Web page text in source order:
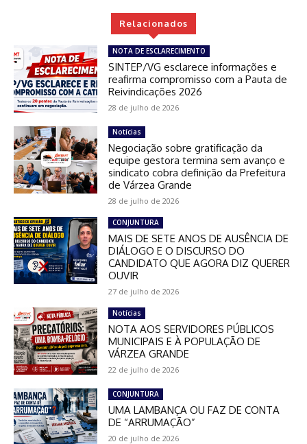
Relacionados
NOTA DE ESCLARECIMENTO
SINTEP/VG esclarece informações e
reafirma compromisso com a Pauta de
Reivindicações 2026
28 de julho de 2026
Notícias
Negociação sobre gratificação da
equipe gestora termina sem avanço e
sindicato cobra definição da Prefeitura
de Várzea Grande
28 de julho de 2026
CONJUNTURA
MAIS DE SETE ANOS DE AUSÊNCIA DE
DIÁLOGO E O DISCURSO DO
CANDIDATO QUE AGORA DIZ QUERER
OUVIR
27 de julho de 2026
Notícias
NOTA AOS SERVIDORES PÚBLICOS
MUNICIPAIS E À POPULAÇÃO DE
VÁRZEA GRANDE
22 de julho de 2026
CONJUNTURA
UMA LAMBANÇA OU FAZ DE CONTA
DE “ARRUMAÇÃO”
20 de julho de 2026